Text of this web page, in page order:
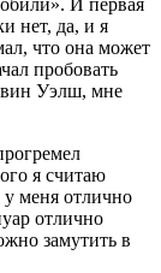
нет, да, и я
что она может
пробовать
Уэлш, мне
я считаю
меня отлично
отлично
замутить в